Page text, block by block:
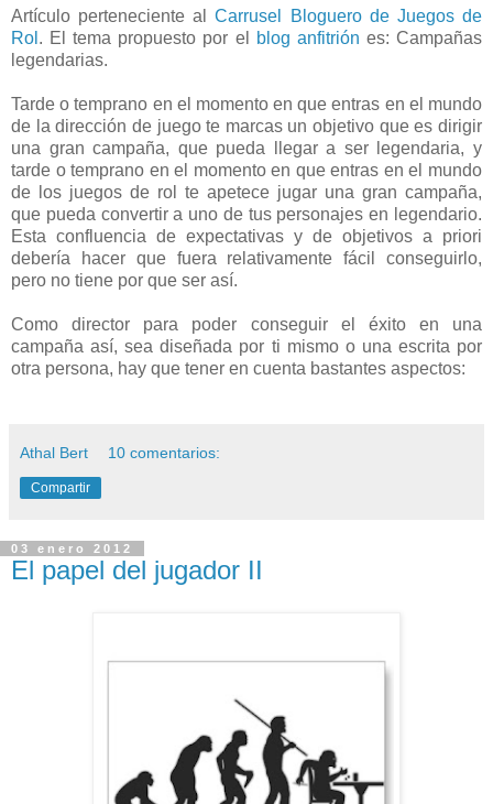
Artículo perteneciente alCarrusel Bloguero de Juegos de
Rol . El tema propuesto por el blog anfitrión es: Campañas
legendarias.
Tarde o temprano en el momento en que entras en el mundo
de la dirección de juego te marcas un objetivo que es dirigir
una gran campaña, que pueda llegar a ser legendaria, y
tarde o temprano en el momento en que entras en el mundo
de los juegos de rol te apetece jugar una gran campaña,
que pueda convertir a uno de tus personajes en legendario.
Esta confluencia de expectativas y de objetivos a priori
debería hacer que fuera relativamente fácil conseguirlo,
pero no tiene por que ser así.
Como director para poder conseguir el éxito en una
campaña así, sea diseñada por ti mismo o una escrita por
otra persona, hay que tener en cuenta bastantes aspectos:
Athal Bert 10 comentarios:
Compartir
03 enero 2012
El papel del jugador II